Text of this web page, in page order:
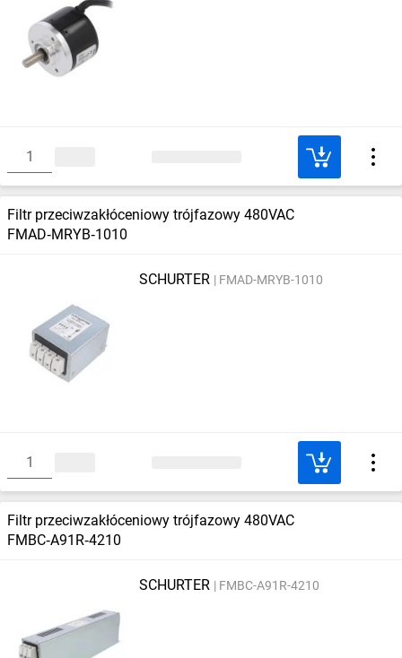
Filtr przeciwzakłóceniowy trójfazowy 480VAC
FMAD‑MRYB‑1010
SCHURTER FMAD-MRYB-1010
Filtr przeciwzakłóceniowy trójfazowy 480VAC
FMBC‑A91R‑4210
SCHURTER FMBC-A91R-4210